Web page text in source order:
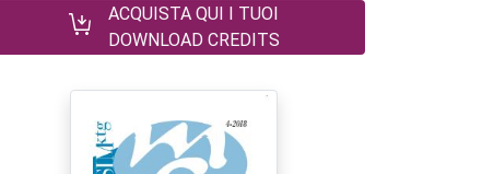
ACQUISTA QUI I TUOI
DOWNLOAD CREDITS